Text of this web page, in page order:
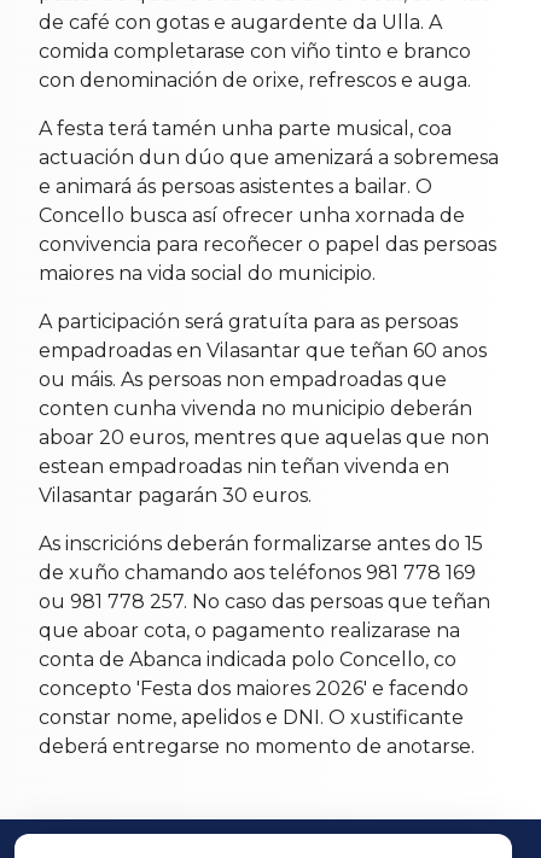
de café con gotas e augardente da Ulla. A
comida completarase con viño tinto e branco
con denominación de orixe, refrescos e auga.
A festa terá tamén unha parte musical, coa
actuación dun dúo que amenizará a sobremesa
e animará ás persoas asistentes a bailar. O
Concello busca así ofrecer unha xornada de
convivencia para recoñecer o papel das persoas
maiores na vida social do municipio.
A participación será gratuíta para as persoas
empadroadas en Vilasantar que teñan 60 anos
ou máis. As persoas non empadroadas que
conten cunha vivenda no municipio deberán
aboar 20 euros, mentres que aquelas que non
estean empadroadas nin teñan vivenda en
Vilasantar pagarán 30 euros.
As inscricións deberán formalizarse antes do 15
de xuño chamando aos teléfonos 981 778 169
ou 981 778 257. No caso das persoas que teñan
que aboar cota, o pagamento realizarase na
conta de Abanca indicada polo Concello, co
concepto 'Festa dos maiores 2026' e facendo
constar nome, apelidos e DNI. O xustificante
deberá entregarse no momento de anotarse.